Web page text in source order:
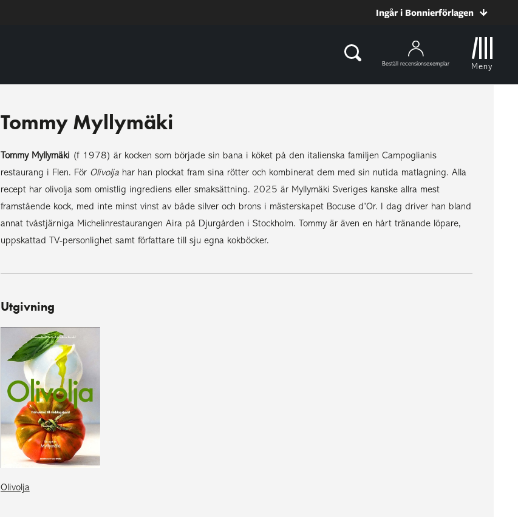
Ingår i Bonnierförlagen
Beställ recensionsexemplar Meny
Tommy Myllymäki
Tommy Myllymäki (f 1978) är kocken som började sin bana i köket på den italienska familjen Campoglianis
restaurang i Flen. För Olivolja har han plockat fram sina rötter och kombinerat dem med sin nutida matlagning. Alla
recept har olivolja som omistlig ingrediens eller smaksättning. 2025 är Myllymäki Sveriges kanske allra mest
framstående kock, med inte minst vinst av både silver och brons i mästerskapet Bocuse d’Or. I dag driver han bland
annat tvåstjärniga Michelinrestaurangen Aira på Djurgården i Stockholm. Tommy är även en hårt tränande löpare,
uppskattad TV-personlighet samt författare till sju egna kokböcker.
Utgivning
Olivolja